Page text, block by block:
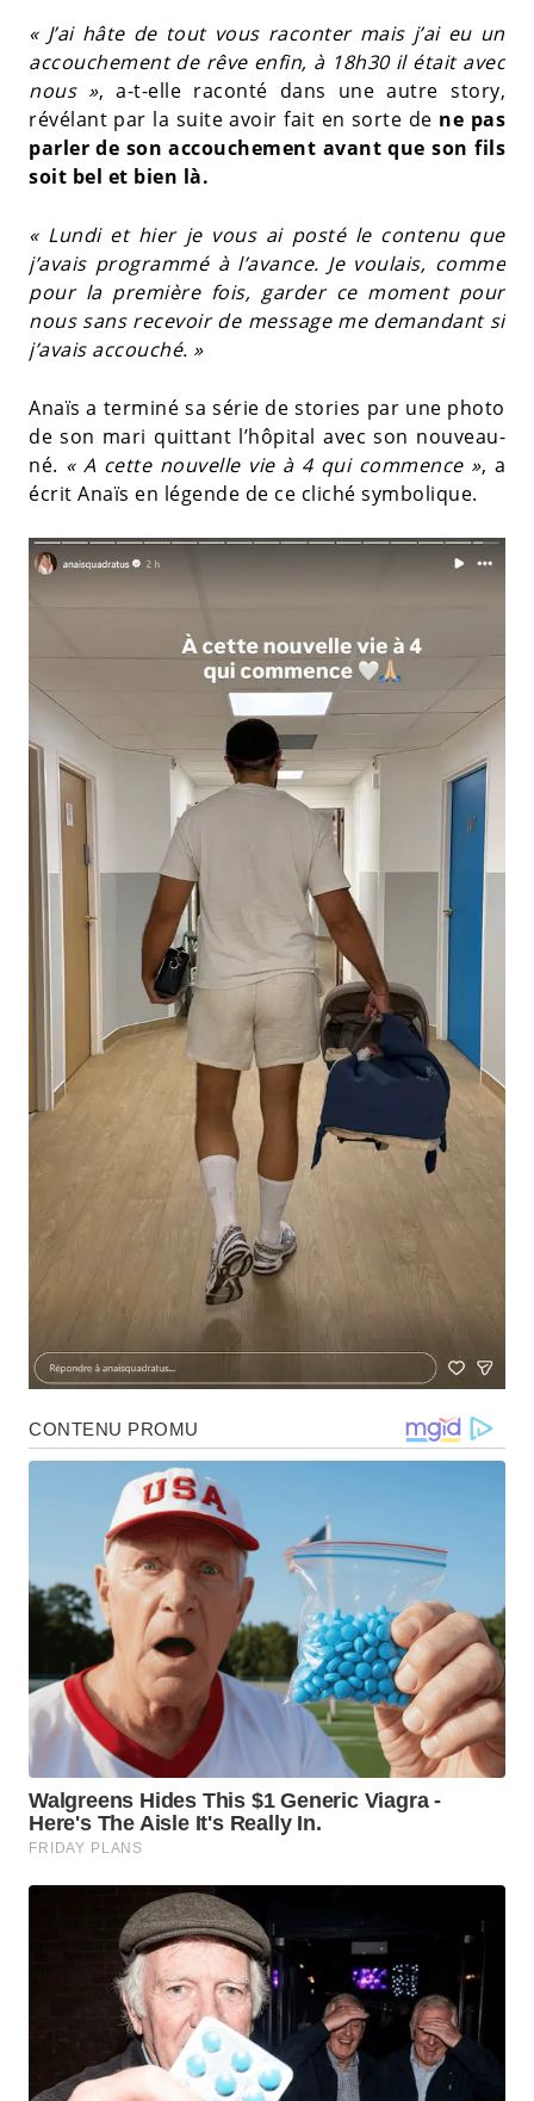
« J’ai hâte de tout vous raconter mais j’ai eu un
accouchement de rêve enfin, à 18h30 il était avec
nous », a-t-elle raconté dans une autre story,
révélant par la suite avoir fait en sorte de ne pas
parler de son accouchement avant que son fils
soit bel et bien là.
« Lundi et hier je vous ai posté le contenu que
j’avais programmé à l’avance. Je voulais, comme
pour la première fois, garder ce moment pour
nous sans recevoir de message me demandant si
j’avais accouché. »
Anaïs a terminé sa série de stories par une photo
de son mari quittant l’hôpital avec son nouveau-
né. « A cette nouvelle vie à 4 qui commence », a
écrit Anaïs en légende de ce cliché symbolique.